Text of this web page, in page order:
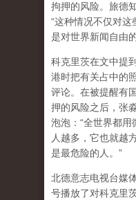
拘押的风险。旅德
“这种情况不仅对
是对世界新闻自由
科克里茨在文中提
港时把有关占中的
评论。在被提醒有
押的风险之后，张
泡泡：“全世界都
人越多，它也就越
是最危险的人。”
北德意志电视台媒
号播放了对科克里